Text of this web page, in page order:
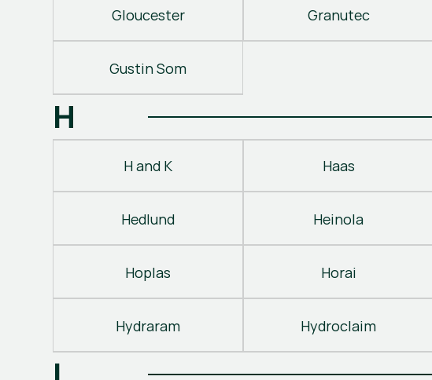
Gloucester Granutec
Gustin Som
H
H and K Haas
Hedlund Heinola
Hoplas Horai
Hydraram Hydroclaim